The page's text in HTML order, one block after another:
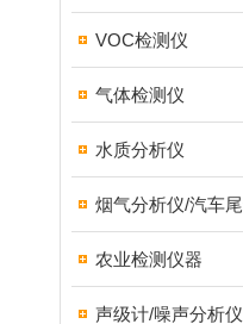
VOC检测仪
气体检测仪
水质分析仪
农业检测仪器
声级计/噪声分析仪